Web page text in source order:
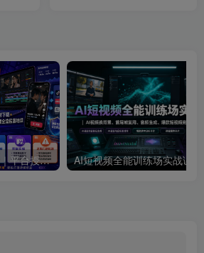
短剧达人变现训练营｜平台授权入驻+爆款剧集选材下载+账号运营养号+多平台挂载发布+剪辑实操+违规问题处理全流程落地课